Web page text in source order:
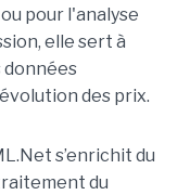
pour l'analyse
elle sert à
des prix.
s’enrichit du
du